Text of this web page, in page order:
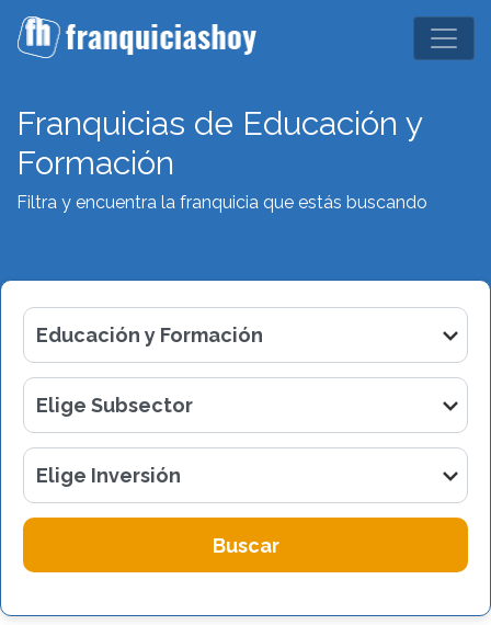
Franquicias de Educación y
Formación
Filtra y encuentra la franquicia que estás buscando
Buscar